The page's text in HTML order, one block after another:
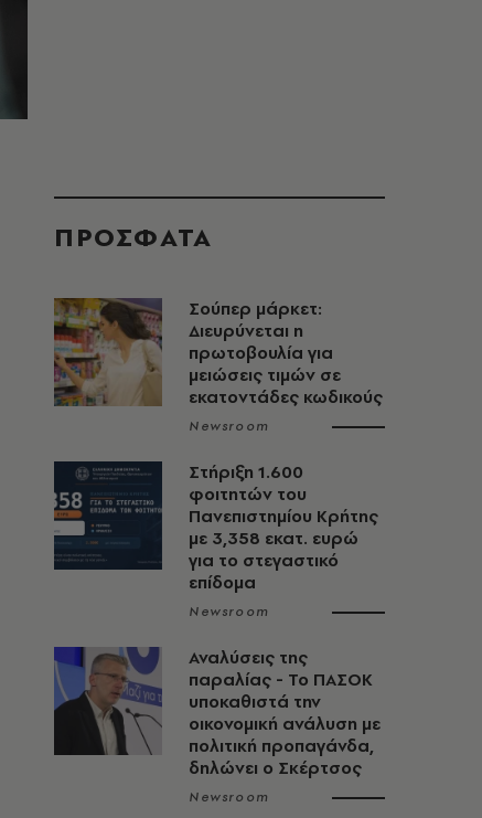
ΠΡΟΣΦΑΤΑ
Σούπερ μάρκετ:
Διευρύνεται η
πρωτοβουλία για
μειώσεις τιμών σε
εκατοντάδες κωδικούς
Newsroom
Στήριξη 1.600
φοιτητών του
Πανεπιστημίου Κρήτης
με 3,358 εκατ. ευρώ
για το στεγαστικό
επίδομα
Newsroom
Αναλύσεις της
παραλίας - Το ΠΑΣΟΚ
υποκαθιστά την
οικονομική ανάλυση με
πολιτική προπαγάνδα,
δηλώνει ο Σκέρτσος
Newsroom